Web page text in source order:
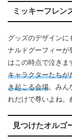
ミッキーフレン
グッズのデザインに
ナルドグーフィーが
はこの時点で泣きま
キャラクターたちが
き起こる会場。みん
れだけで尊いよね。
見つけたオルゴ